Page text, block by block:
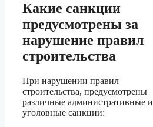
Какие санкции
предусмотрены за
нарушение правил
строительства
При нарушении правил
строительства, предусмотрены
различные административные и
уголовные санкции: